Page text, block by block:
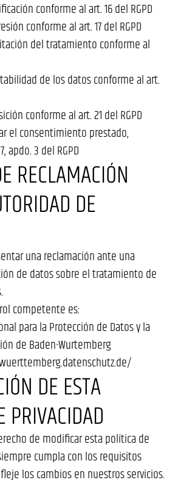
conforme al art. 16 del RGPD
conforme al art. 17 del RGPD
del tratamiento conforme al
de los datos conforme al art.
conforme al art. 21 del RGPD
el consentimiento prestado,
apdo. 3 del RGPD
RECLAMACIÓN
DE
una reclamación ante una
de datos sobre el tratamiento de
competente es:
para la Protección de Datos y la
de Baden-Wurtemberg
DE ESTA
PRIVACIDAD
de modificar esta política de
cumpla con los requisitos
los cambios en nuestros servicios.